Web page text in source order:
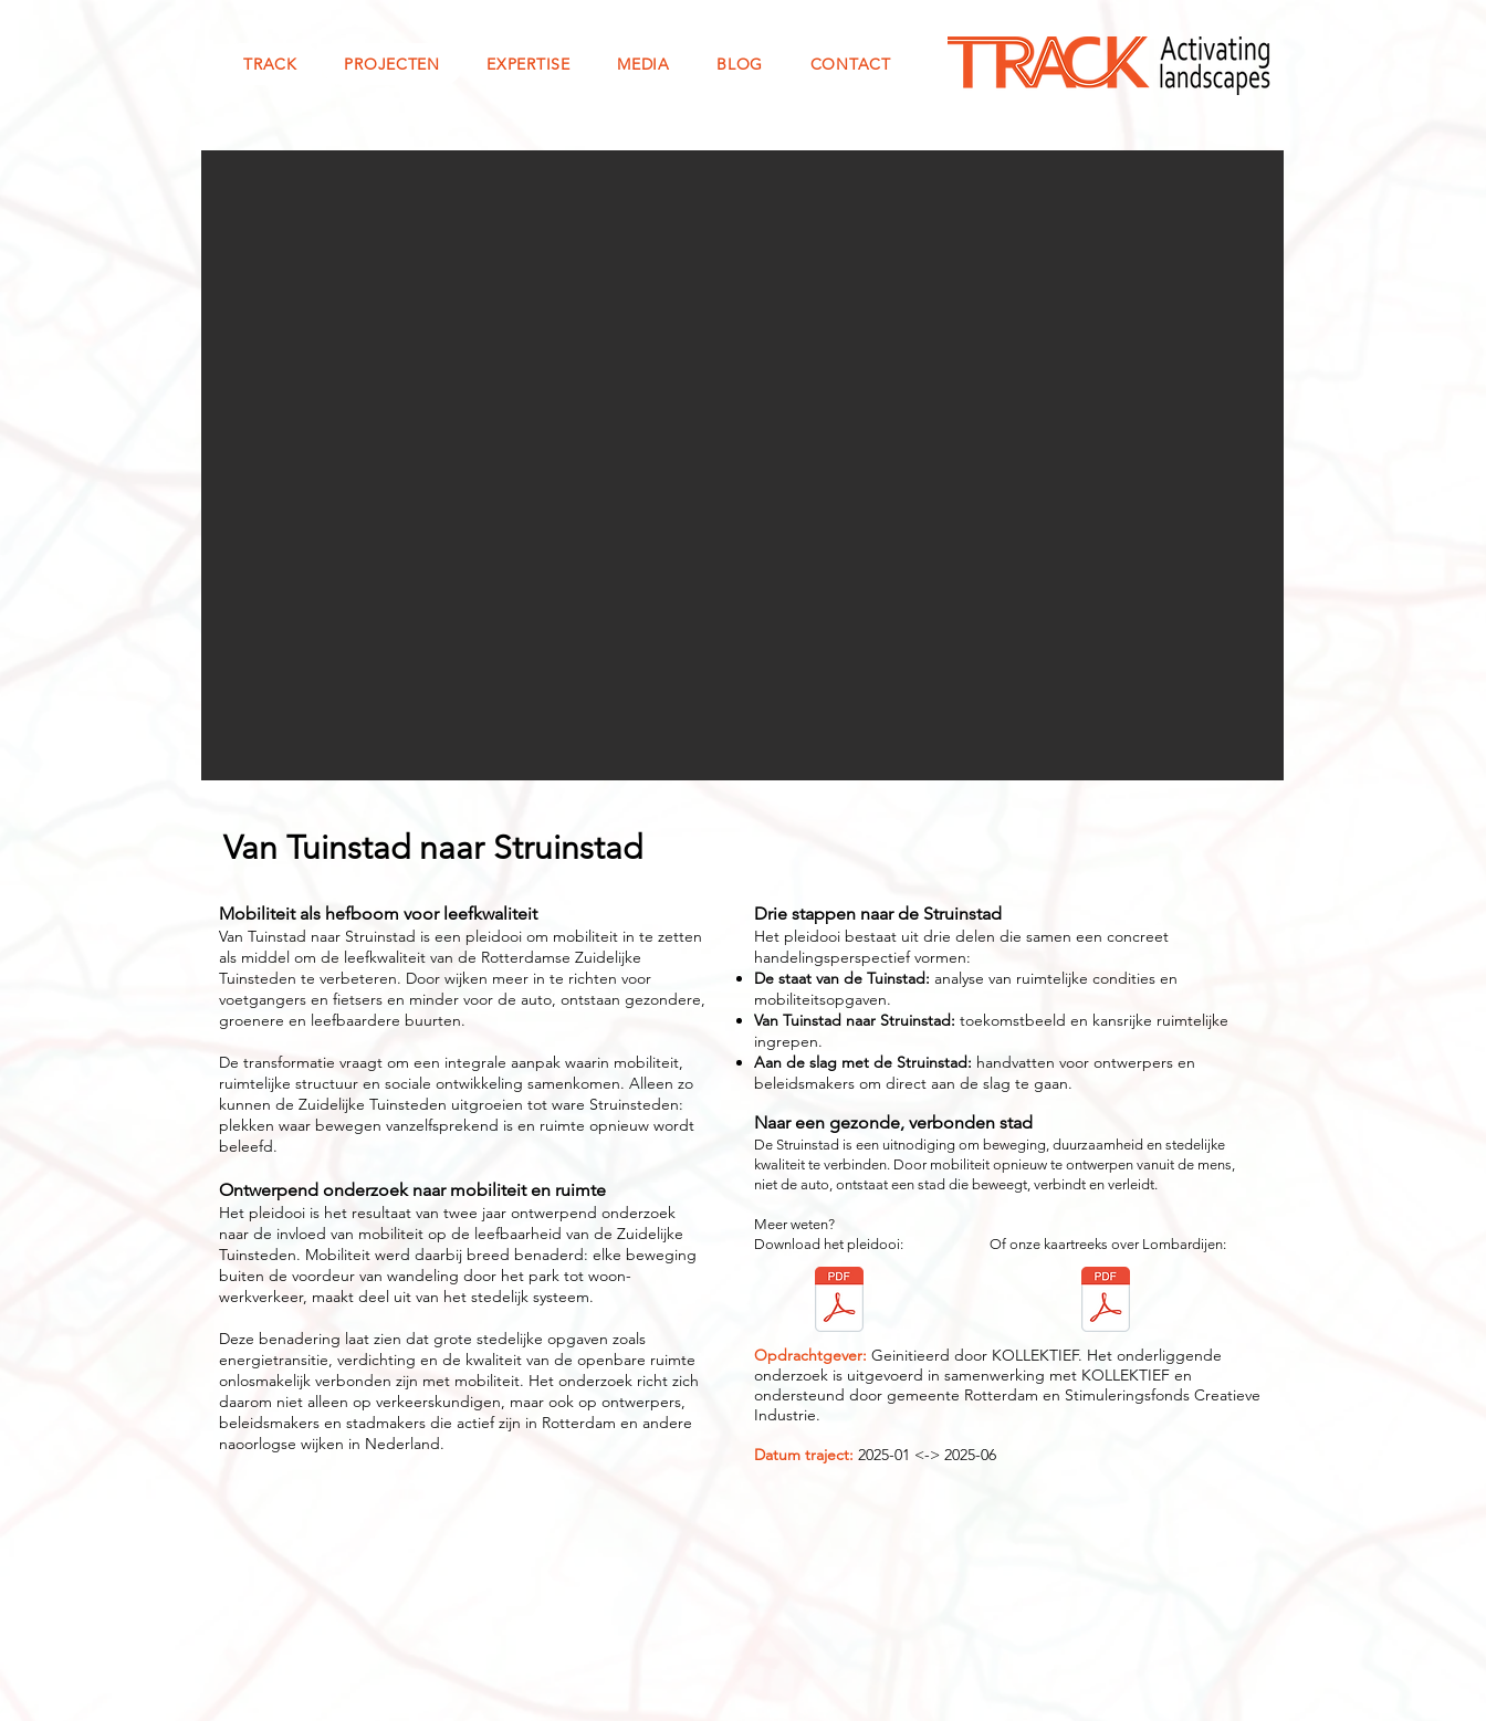
TRACK PROJECTEN EXPERTISE MEDIA BLOG CONTACT
Van Tuinstad naar Struinstad
Mobiliteit als hefboom voor leefkwaliteit
Van Tuinstad naar Struinstad is een pleidooi om mobiliteit in te zetten
als middel om de leefkwaliteit van de Rotterdamse Zuidelijke
Tuinsteden te verbeteren. Door wijken meer in te richten voor
voetgangers en fietsers en minder voor de auto, ontstaan gezondere,
groenere en leefbaardere buurten.
De transformatie vraagt om een integrale aanpak waarin mobiliteit,
ruimtelijke structuur en sociale ontwikkeling samenkomen. Alleen zo
kunnen de Zuidelijke Tuinsteden uitgroeien tot ware Struinsteden:
plekken waar bewegen vanzelfsprekend is en ruimte opnieuw wordt
beleefd.
Ontwerpend onderzoek naar mobiliteit en ruimte
Het pleidooi is het resultaat van twee jaar ontwerpend onderzoek
naar de invloed van mobiliteit op de leefbaarheid van de Zuidelijke
Tuinsteden. Mobiliteit werd daarbij breed benaderd: elke beweging
buiten de voordeur van wandeling door het park tot woon-
werkverkeer, maakt deel uit van het stedelijk systeem.
Deze benadering laat zien dat grote stedelijke opgaven zoals
energietransitie, verdichting en de kwaliteit van de openbare ruimte
onlosmakelijk verbonden zijn met mobiliteit. Het onderzoek richt zich
daarom niet alleen op verkeerskundigen, maar ook op ontwerpers,
beleidsmakers en stadmakers die actief zijn in Rotterdam en andere
naoorlogse wijken in Nederland.
Opdrachtgever: Geinitieerd door KOLLEKTIEF. Het onderliggende
onderzoek is uitgevoerd in samenwerking met KOLLEKTIEF en
ondersteund door gemeente Rotterdam en Stimuleringsfonds Creatieve
Industrie.
Datum traject: 2025-01 <-> 2025-06
Drie stappen naar de Struinstad
Het pleidooi bestaat uit drie delen die samen een concreet
handelingsperspectief vormen:
De staat van de Tuinstad: analyse van ruimtelijke condities en
mobiliteitsopgaven.
Van Tuinstad naar Struinstad: toekomstbeeld en kansrijke ruimtelijke
ingrepen.
Aan de slag met de Struinstad: handvatten voor ontwerpers en
beleidsmakers om direct aan de slag te gaan.
Naar een gezonde, verbonden stad
De Struinstad is een uitnodiging om beweging, duurzaamheid en stedelijke
kwaliteit te verbinden. Door mobiliteit opnieuw te ontwerpen vanuit de mens,
niet de auto, ontstaat een stad die beweegt, verbindt en verleidt.
Meer weten?
Download het pleidooi: Of onze kaartreeks over Lombardijen: